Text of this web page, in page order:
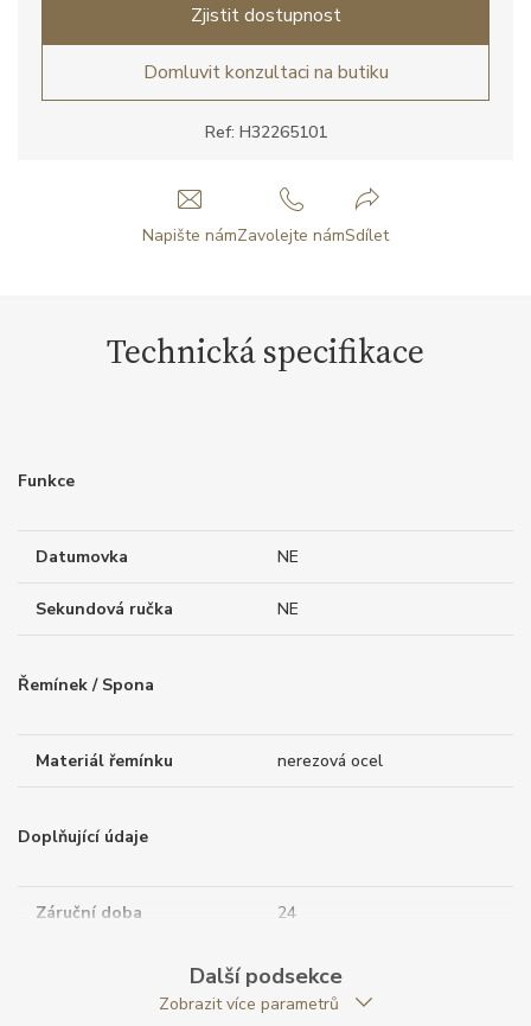
Ref: H32265101
Zjistit dostupnost
Domluvit konzultaci na butiku
Napište námZavolejte námSdílet
Technická specifikace
Funkce
Datumovka NE
Sekundová ručka NE
Řemínek / Spona
Materiál řemínku nerezová ocel
Doplňující údaje
Záruční doba
24
Jazzmaster
Další podsekce
Zobrazit více parametrů